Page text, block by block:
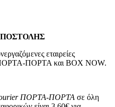
εταιρείες
ΠΟΡΤΑ και BOX NOW.
ΠΟΡΤΑ-ΠΟΡΤΑ σε όλη